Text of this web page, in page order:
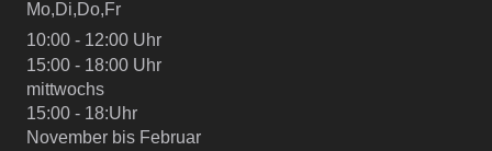
Mo,Di,Do,Fr
10:00 - 12:00 Uhr
15:00 - 18:00 Uhr
mittwochs
15:00 - 18:Uhr
November bis Februar